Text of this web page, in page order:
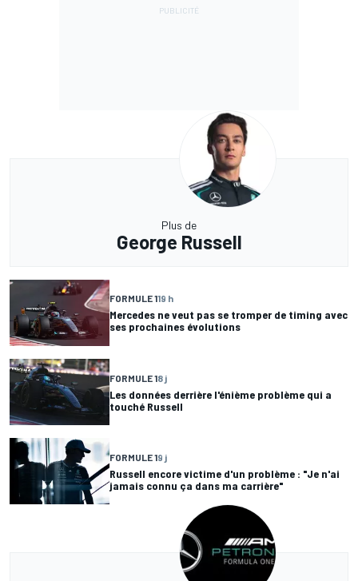
Plus de
George Russell
FORMULE 119 h
Mercedes ne veut pas se tromper de timing avec
ses prochaines évolutions
FORMULE 18 j
Les données derrière l'énième problème qui a
touché Russell
FORMULE 19 j
Russell encore victime d'un problème : "Je n'ai
jamais connu ça dans ma carrière"